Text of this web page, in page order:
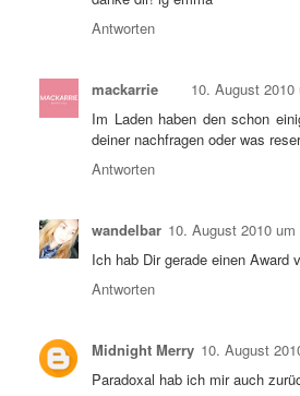
Antworten
mackarrie
10. August 2010
Im Laden haben den schon
deiner nachfragen oder was
Antworten
wandelbar 10. August 2010 um
Ich hab Dir gerade einen Award
Antworten
Midnight Merry 10. August
Paradoxal hab ich mir auch